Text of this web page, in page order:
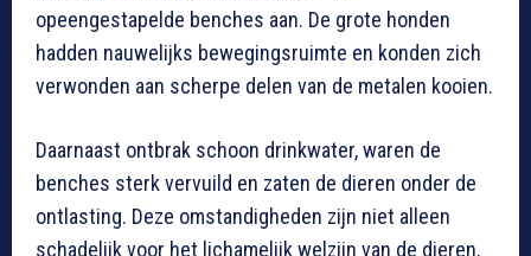
opeengestapelde benches aan. De grote honden
hadden nauwelijks bewegingsruimte en konden zich
verwonden aan scherpe delen van de metalen kooien.
Daarnaast ontbrak schoon drinkwater, waren de
benches sterk vervuild en zaten de dieren onder de
ontlasting. Deze omstandigheden zijn niet alleen
schadelijk voor het lichamelijk welzijn van de dieren,